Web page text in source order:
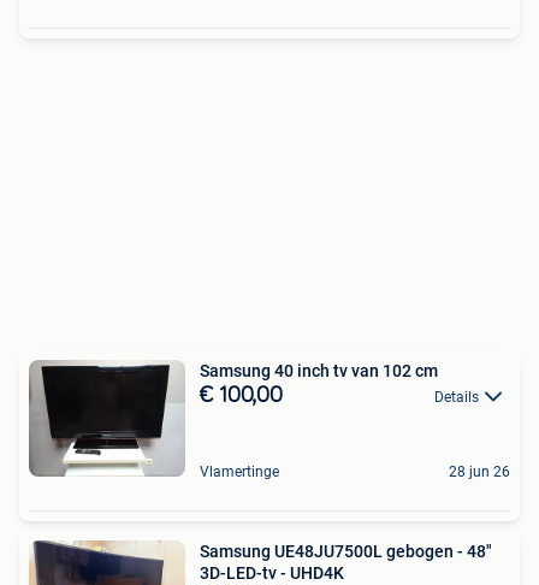
Samsung 40 inch tv van 102 cm
€ 100,00 Details
Vlamertinge 28 jun 26
Samsung UE48JU7500L gebogen - 48"
3D-LED-tv - UHD4K